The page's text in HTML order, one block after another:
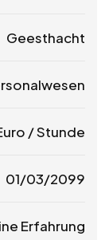
Geesthacht
/ Stunde
01/03/2099
Erfahrung